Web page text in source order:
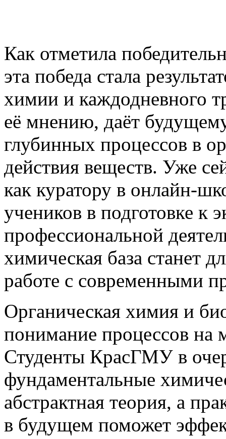
Как отметила
эта победа стала
химии и каждодневного
её мнению, даёт
глубинных процессов в
действия веществ. Уже
как куратору в онлайн-
учеников в подготовке к
профессиональной
химическая база станет
работе с современными
Органическая химия и
понимание процессов на
Студенты КрасГМУ в
фундаментальные
абстрактная теория, а
в будущем поможет